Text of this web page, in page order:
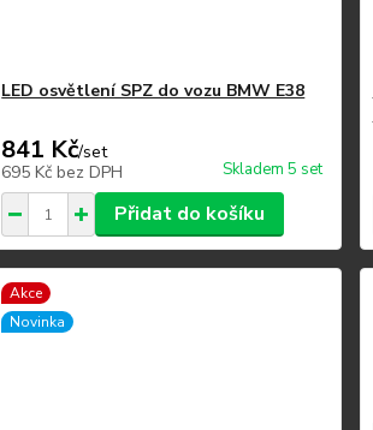
LED osvětlení SPZ do vozu BMW E38
841 Kč/set
695 Kčbez DPH Skladem 5 set
Přidat do košíku
Akce
Novinka